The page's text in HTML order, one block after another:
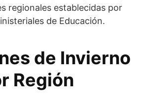
regionales establecidas por
de Educación.
de Invierno
Región